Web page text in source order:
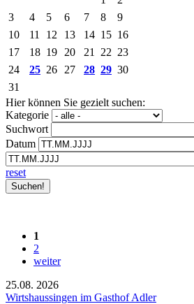
3
4 5 6 7 8
9
10
11 12 13 14 15 16
17
18 19 20 21 22 23
24
25 26 27 28 29 30
31
Hier können Sie gezielt suchen:
Kategorie
Suchwort
Datum
reset
1
2
weiter
25.08. 2026
Wirtshaussingen im Gasthof Adler